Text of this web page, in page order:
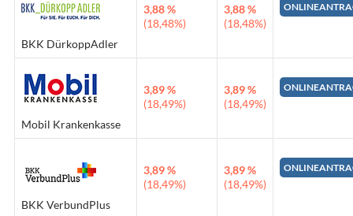
BKK DürkoppAdler
3,88 %
(18,48%)
3,88 %
(18,48%)
Mobil Krankenkasse
3,89 %
(18,49%)
3,89 %
(18,49%)
BKK VerbundPlus
3,89 %
(18,49%)
3,89 %
(18,49%)